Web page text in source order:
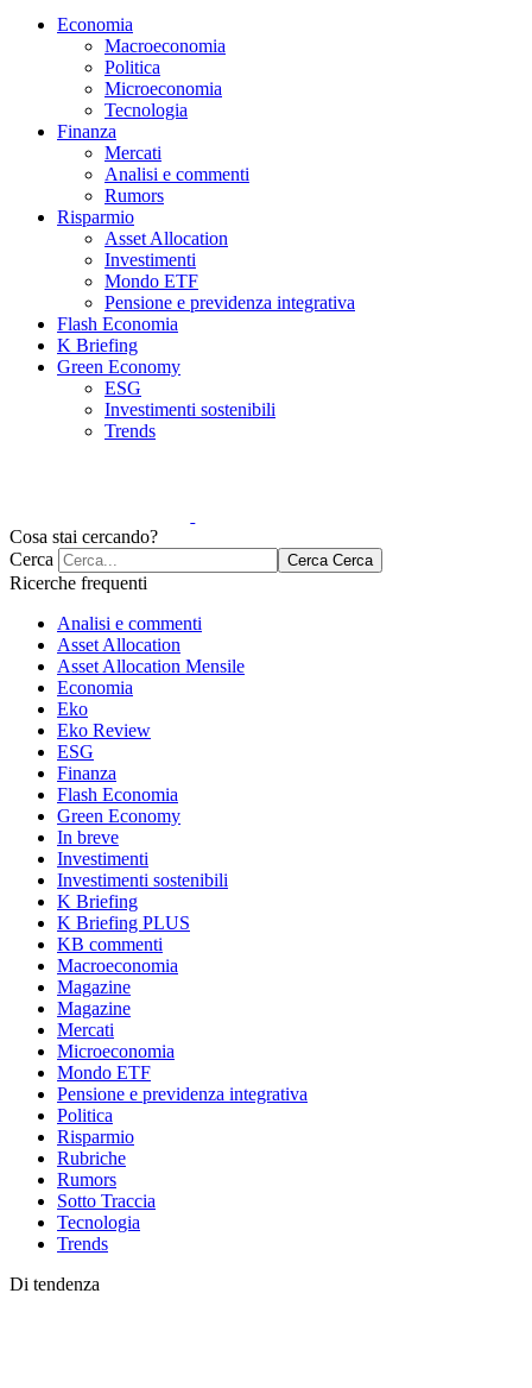
Economia
Macroeconomia
Politica
Microeconomia
Tecnologia
Finanza
Mercati
Analisi e commenti
Rumors
Risparmio
Asset Allocation
Investimenti
Mondo ETF
Pensione e previdenza integrativa
Flash Economia
K Briefing
Green Economy
ESG
Investimenti sostenibili
Trends
Cosa stai cercando?
Cerca
Cerca Cerca
Ricerche frequenti
Analisi e commenti
Asset Allocation
Asset Allocation Mensile
Economia
Eko
Eko Review
ESG
Finanza
Flash Economia
Green Economy
In breve
Investimenti
Investimenti sostenibili
K Briefing
K Briefing PLUS
KB commenti
Macroeconomia
Magazine
Magazine
Mercati
Microeconomia
Mondo ETF
Pensione e previdenza integrativa
Politica
Risparmio
Rubriche
Rumors
Sotto Traccia
Tecnologia
Trends
Di tendenza